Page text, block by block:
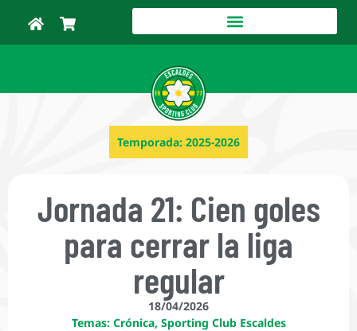
Temporada: 2025-2026
Jornada 21: Cien goles
para cerrar la liga
regular
18/04/2026
Temas: Crónica, Sporting Club Escaldes